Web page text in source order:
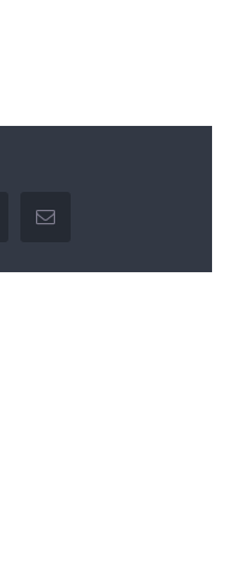
pinterestEmail